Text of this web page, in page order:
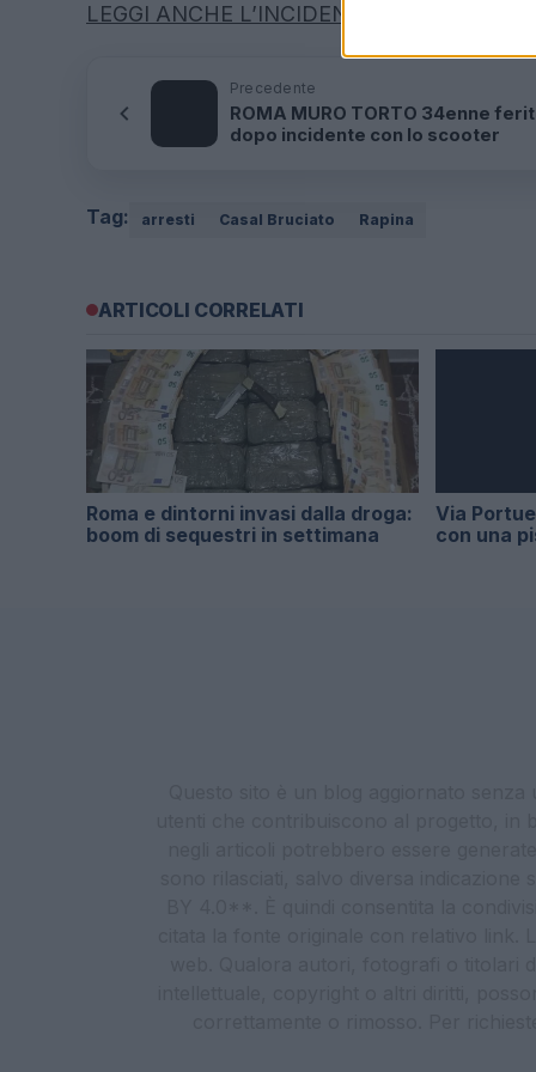
LEGGI ANCHE L’INCIDENTE QUESTA
Precedente
ROMA MURO TORTO 34enne
dopo incidente con lo scooter
Tag: arresti Casal Bruciato Rapina
ARTICOLI CORRELATI
Roma e dintorni invasi dalla droga:
boom di sequestri in settimana
Via
con una